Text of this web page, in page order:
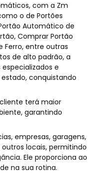
com a Zm
o de Portões
Automático de
Comprar Portão
Ferro, entre outras
de alto padrão, a
e
conquistando
terá maior
garantindo
empresas, garagens,
locais, permitindo
Ele proporciona ao
na sua rotina.